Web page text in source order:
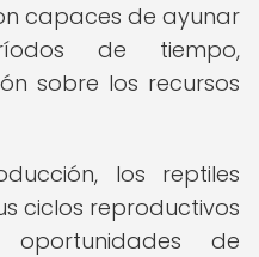
capaces de ayunar
de tiempo,
sobre los recursos
los reptiles
ciclos reproductivos
de